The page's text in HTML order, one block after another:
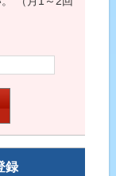
録